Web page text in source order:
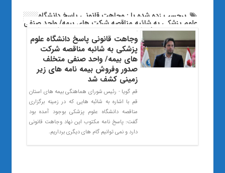
برچسب زده شده با : وجاهت قانونی پاسخ دانشگاه
علوم پزشکی به شائبه مناقصه شرکت های بیمه/ واحد صنفی
متخلف صدور وفروش بیمه نامه های زیر زمینی کشف شد
وجاهت قانونی پاسخ دانشگاه علوم
پزشکی به شائبه مناقصه شرکت
های بیمه/ واحد صنفی متخلف
صدور وفروش بیمه نامه های زیر
زمینی کشف شد
قم گویا - رئیس شورای هماهنگی بیمه های استان
قم با اشاره به شائبه هایی که در زمینه برگزاری
مناقصه دانشگاه علوم پزشکی بوجود آمده بود
گفت: پاسخ نامه مکتوب این نهاد وجاهت قانونی
دارد و نمی توانیم گام های دیگری برداریم.